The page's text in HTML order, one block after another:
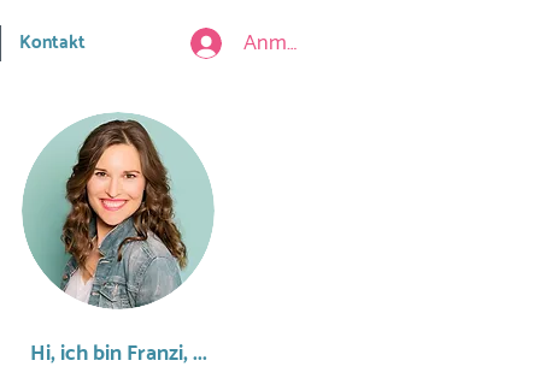
Kontakt Anmelden
Hi, ich bin Franzi, ...